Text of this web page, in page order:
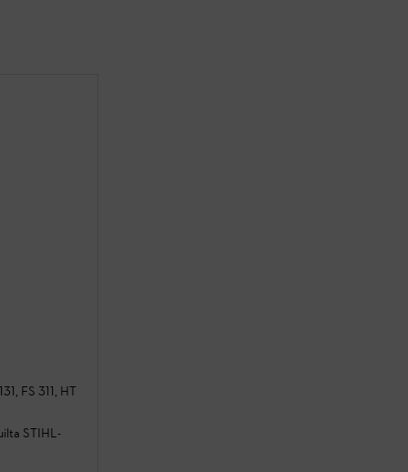
FS 311, HT
STIHL-